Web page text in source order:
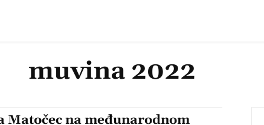
muvina 2022
Matočec na međunarodnom